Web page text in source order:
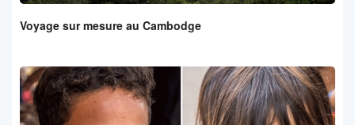
Voyage sur mesure au Cambodge